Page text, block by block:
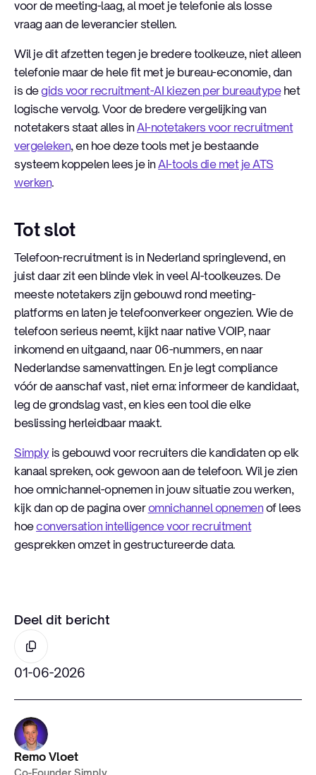
voor de meeting-laag, al moet je telefonie als losse
vraag aan de leverancier stellen.
Wil je dit afzetten tegen je bredere toolkeuze, niet alleen
telefonie maar de hele fit met je bureau-economie, dan
is degids voor recruitment-AI kiezen per bureautypehet
logische vervolg. Voor de bredere vergelijking van
notetakers staat alles inAI-notetakers voor recruitment
vergeleken, en hoe deze tools met je bestaande
systeem koppelen lees je inAI-tools die met je ATS
werken.
Tot slot
Telefoon-recruitment is in Nederland springlevend, en
juist daar zit een blinde vlek in veel AI-toolkeuzes. De
meeste notetakers zijn gebouwd rond meeting-
platforms en laten je telefoonverkeer ongezien. Wie de
telefoon serieus neemt, kijkt naar native VOIP, naar
inkomend en uitgaand, naar 06-nummers, en naar
Nederlandse samenvattingen. En je legt compliance
vóór de aanschaf vast, niet erna: informeer de kandidaat,
leg de grondslag vast, en kies een tool die elke
beslissing herleidbaar maakt.
Simplyis gebouwd voor recruiters die kandidaten op elk
kanaal spreken, ook gewoon aan de telefoon. Wil je zien
hoe omnichannel-opnemen in jouw situatie zou werken,
kijk dan op de pagina overomnichannel opnemenof lees
hoeconversation intelligence voor recruitment
gesprekken omzet in gestructureerde data.
Deel dit bericht
01-06-2026
Remo Vloet
Co-Founder Simply